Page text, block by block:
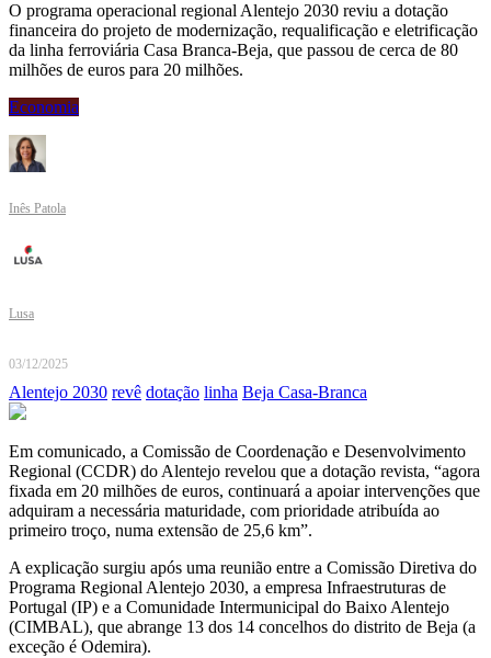
O programa operacional regional Alentejo 2030 reviu a dotação
financeira do projeto de modernização, requalificação e eletrificação
da linha ferroviária Casa Branca-Beja, que passou de cerca de 80
milhões de euros para 20 milhões.
Economia
Inês Patola
Lusa
03/12/2025
Alentejo 2030 revê dotação linha Beja Casa-Branca
Em comunicado, a Comissão de Coordenação e Desenvolvimento
Regional (CCDR) do Alentejo revelou que a dotação revista, “agora
fixada em 20 milhões de euros, continuará a apoiar intervenções que
adquiram a necessária maturidade, com prioridade atribuída ao
primeiro troço, numa extensão de 25,6 km”.
A explicação surgiu após uma reunião entre a Comissão Diretiva do
Programa Regional Alentejo 2030, a empresa Infraestruturas de
Portugal (IP) e a Comunidade Intermunicipal do Baixo Alentejo
(CIMBAL), que abrange 13 dos 14 concelhos do distrito de Beja (a
exceção é Odemira).